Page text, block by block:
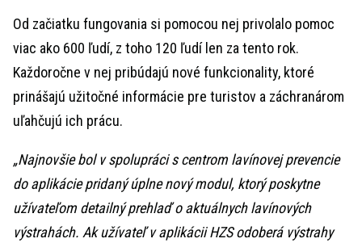
Od začiatku fungovania si pomocou nej privolalo pomoc
viac ako 600 ľudí, z toho 120 ľudí len za tento rok.
Každoročne v nej pribúdajú nové funkcionality, ktoré
prinášajú užitočné informácie pre turistov a záchranárom
uľahčujú ich prácu.
„Najnovšie bol v spolupráci s centrom lavínovej prevencie
do aplikácie pridaný úplne nový modul, ktorý poskytne
užívateľom detailný prehlaď o aktuálnych lavínových
výstrahách. Ak užívateľ v aplikácii HZS odoberá výstrahy